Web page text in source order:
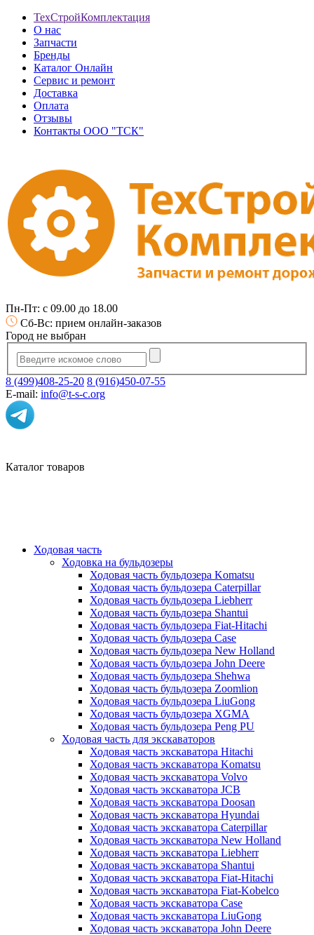
ТехСтройКомплектация
О нас
Запчасти
Бренды
Каталог Онлайн
Сервис и ремонт
Доставка
Оплата
Отзывы
Контакты ООО "ТСК"
Пн-Пт: с 09.00 до 18.00
Сб-Вс: прием онлайн-заказов
Город не выбран
8 (499)408-25-20 8 (916)450-07-55
E-mail: info@t-s-c.org
Каталог товаров
Ходовая часть
Ходовка на бульдозеры
Ходовая часть бульдозера Komatsu
Ходовая часть бульдозера Caterpillar
Ходовая часть бульдозера Liebherr
Ходовая часть бульдозера Shantui
Ходовая часть бульдозера Fiat-Hitachi
Ходовая часть бульдозера Case
Ходовая часть бульдозера New Holland
Ходовая часть бульдозера John Deere
Ходовая часть бульдозера Shehwa
Ходовая часть бульдозера Zoomlion
Ходовая часть бульдозера LiuGong
Ходовая часть бульдозера XGMA
Ходовая часть бульдозера Peng PU
Ходовая часть для экскаваторов
Ходовая часть экскаватора Hitachi
Ходовая часть экскаватора Komatsu
Ходовая часть экскаватора Volvo
Ходовая часть экскаватора JCB
Ходовая часть экскаватора Doosan
Ходовая часть экскаватора Hyundai
Ходовая часть экскаватора Caterpillar
Ходовая часть экскаватора New Holland
Ходовая часть экскаватора Liebherr
Ходовая часть экскаватора Shantui
Ходовая часть экскаватора Fiat-Hitachi
Ходовая часть экскаватора Fiat-Kobelco
Ходовая часть экскаватора Case
Ходовая часть экскаватора LiuGong
Ходовая часть экскаватора John Deere